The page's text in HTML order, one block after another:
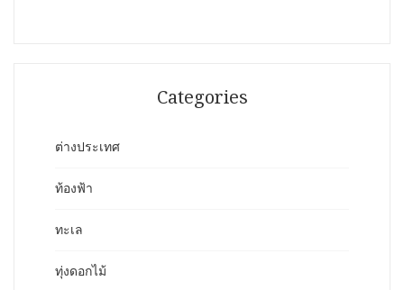
Categories
ต่างประเทศ
ท้องฟ้า
ทะเล
ทุ่งดอกไม้